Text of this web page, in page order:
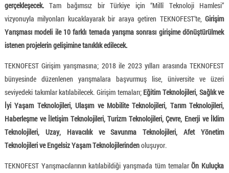
gerçekleşecek.Tam bağımsız bir Türkiye için “Millî Teknoloji Hamlesi”
vizyonuyla milyonları kucaklayarak bir araya getiren TEKNOFEST’te,Girişim
Yarışması modeli ile 10 farklı temada yarışma sonrası girişime dönüştürülmek
istenen projelerin gelişimine tanıklık edilecek.
TEKNOFEST Girişim yarışmasına; 2018 ile 2023 yılları arasında TEKNOFEST
bünyesinde düzenlenen yarışmalara başvurmuş lise, üniversite ve üzeri
seviyedeki takımlar katılabilecek. Girişim temaları; Eğitim Teknolojileri, Sağlık ve
İyi Yaşam Teknolojileri, Ulaşım ve Mobilite Teknolojileri, Tarım Teknolojileri,
Haberleşme ve İletişim Teknolojileri, Turizm Teknolojileri, Çevre, Enerji ve İklim
Teknolojileri, Uzay, Havacılık ve Savunma Teknolojileri, Afet Yönetim
Teknolojileri ve Engelsiz Yaşam Teknolojilerindenoluşuyor.
TEKNOFEST Yarışmacılarının katılabildiği yarışmada tüm temalarÖn Kuluçka